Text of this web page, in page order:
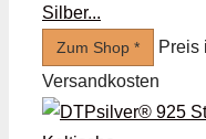
Silber...
Zum Shop *
Preis
Versandkosten